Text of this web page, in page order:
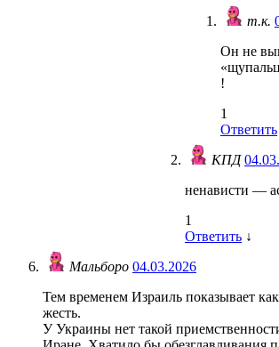
т.к.
Он не
!
1
Ответить
КПД
ненависти —
1
Ответить ↓
Мальборо 04.03.2026
Тем временем Израиль показывает
жесть.
У Украины нет такой